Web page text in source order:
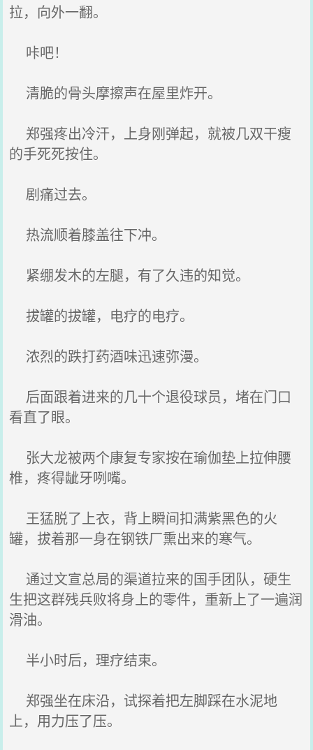
拉，向外一翻。
咔吧！
清脆的骨头摩擦声在屋里炸开。
郑强疼出冷汗，上身刚弹起，就被几双干瘦
的手死死按住。
剧痛过去。
热流顺着膝盖往下冲。
紧绷发木的左腿，有了久违的知觉。
拔罐的拔罐，电疗的电疗。
浓烈的跌打药酒味迅速弥漫。
后面跟着进来的几十个退役球员，堵在门口
看直了眼。
张大龙被两个康复专家按在瑜伽垫上拉伸腰
椎，疼得龇牙咧嘴。
王猛脱了上衣，背上瞬间扣满紫黑色的火
罐，拔着那一身在钢铁厂熏出来的寒气。
通过文宣总局的渠道拉来的国手团队，硬生
生把这群残兵败将身上的零件，重新上了一遍润
滑油。
半小时后，理疗结束。
郑强坐在床沿，试探着把左脚踩在水泥地
上，用力压了压。